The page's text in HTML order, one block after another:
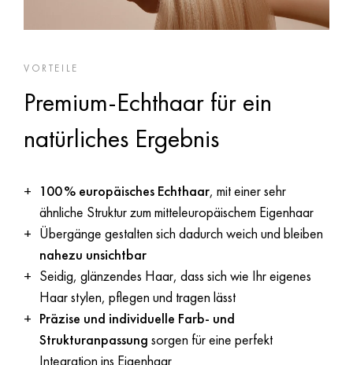
VORTEILE
Premium-Echthaar für ein
natürliches Ergebnis
100 % europäisches Echthaar, mit einer sehr
ähnliche Struktur zum mitteleuropäischem Eigenhaar
Übergänge gestalten sich dadurch weich und bleiben
nahezu unsichtbar
Seidig, glänzendes Haar, dass sich wie Ihr eigenes
Haar stylen, pflegen und tragen lässt
Präzise und individuelle Farb- und
Strukturanpassung sorgen für eine perfekt
Integration ins Eigenhaar